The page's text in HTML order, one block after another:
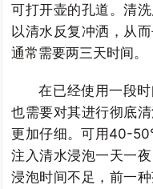
可打开壶的孔道。清
以清水反复冲洒，从
通常需要两三天时间。
在已经使用一段
也需要对其进行彻底
更加仔细。可用40-
注入清水浸泡一天一
浸泡时间不足，前一